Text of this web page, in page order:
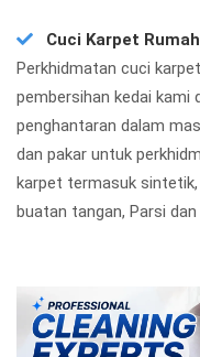
Cuci Karpet Rumah
Perkhidmatan cuci
pembersihan kedai kami
penghantaran dalam
dan pakar untuk
karpet termasuk
buatan tangan, Parsi dan